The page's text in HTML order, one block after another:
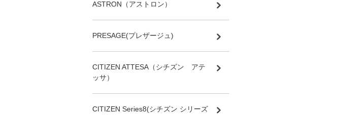
ASTRON（アストロン）
PRESAGE(プレザージュ)
CITIZEN ATTESA（シチズン アテ
ッサ）
CITIZEN Series8(シチズン シリーズ